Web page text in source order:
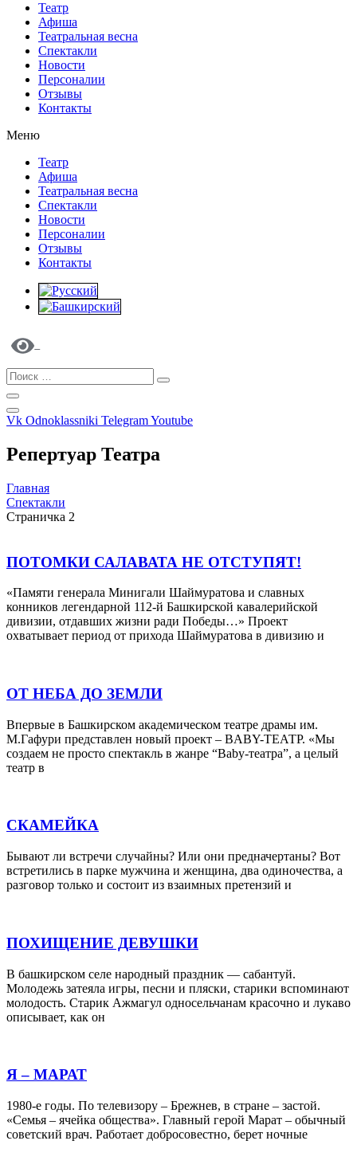
Театр
Афиша
Театральная весна
Спектакли
Новости
Персоналии
Отзывы
Контакты
Меню
Театр
Афиша
Театральная весна
Спектакли
Новости
Персоналии
Отзывы
Контакты
Vk Odnoklassniki TelegramYoutube
Репертуар Театра
Главная
Спектакли
Страничка 2
ПОТОМКИ САЛАВАТА НЕ ОТСТУПЯТ!
«Памяти генерала Минигали Шаймуратова и славных
конников легендарной 112-й Башкирской кавалерийской
дивизии, отдавших жизни ради Победы…» Проект
охватывает период от прихода Шаймуратова в дивизию и
ОТ НЕБА ДО ЗЕМЛИ
Впервые в Башкирском академическом театре драмы им.
М.Гафури представлен новый проект – BABY-ТЕАТР. «Мы
создаем не просто спектакль в жанре “Baby-театра”, а целый
театр в
СКАМЕЙКА
Бывают ли встречи случайны? Или они предначертаны? Вот
встретились в парке мужчина и женщина, два одиночества, а
разговор только и состоит из взаимных претензий и
ПОХИЩЕНИЕ ДЕВУШКИ
В башкирском селе народный праздник — сабантуй.
Молодежь затеяла игры, песни и пляски, старики вспоминают
молодость. Старик Ажмагул односельчанам красочно и лукаво
описывает, как он
Я – МАРАТ
1980-е годы. По телевизору – Брежнев, в стране – застой.
«Семья – ячейка общества». Главный герой Марат – обычный
советский врач. Работает добросовестно, берет ночные